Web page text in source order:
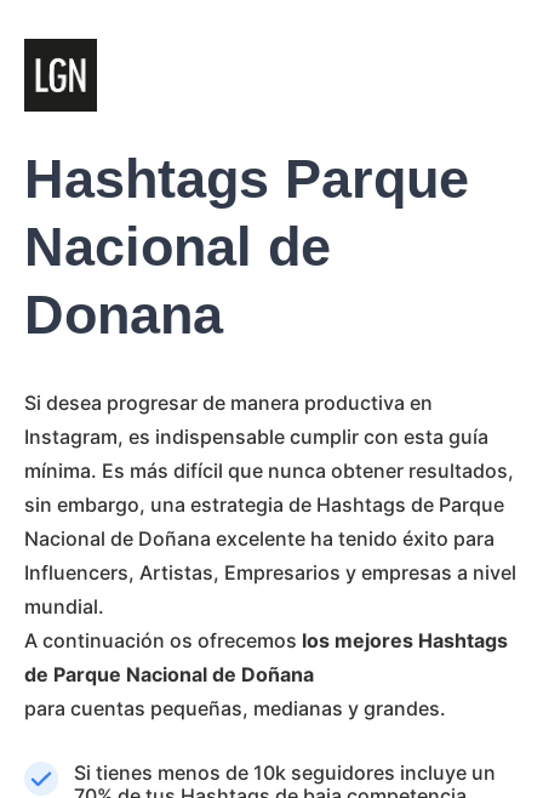
Hashtags Parque
Nacional de
Donana
Si desea progresar de manera productiva en
Instagram, es indispensable cumplir con esta guía
mínima. Es más difícil que nunca obtener resultados,
sin embargo, una estrategia de Hashtags de Parque
Nacional de Doñana excelente ha tenido éxito para
Influencers, Artistas, Empresarios y empresas a nivel
mundial.
A continuación os ofrecemos los mejores Hashtags
de Parque Nacional de Doñana
para cuentas pequeñas, medianas y grandes.
Si tienes menos de 10k seguidores incluye un